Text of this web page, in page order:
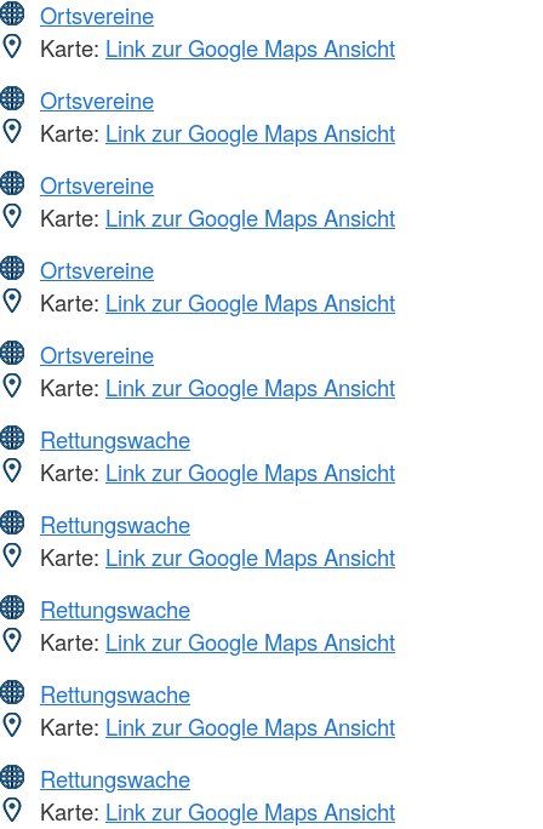
Ortsvereine
Karte: Link zur Google Maps Ansicht
Ortsvereine
Karte: Link zur Google Maps Ansicht
Ortsvereine
Karte: Link zur Google Maps Ansicht
Ortsvereine
Karte: Link zur Google Maps Ansicht
Ortsvereine
Karte: Link zur Google Maps Ansicht
Rettungswache
Karte: Link zur Google Maps Ansicht
Rettungswache
Karte: Link zur Google Maps Ansicht
Rettungswache
Karte: Link zur Google Maps Ansicht
Rettungswache
Karte: Link zur Google Maps Ansicht
Rettungswache
Karte: Link zur Google Maps Ansicht